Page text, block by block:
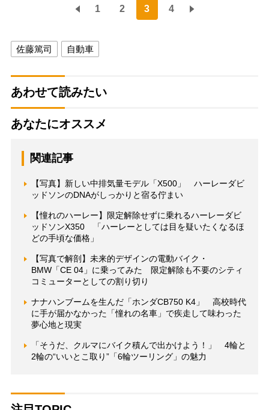
1 2 3 4
佐藤篤司 自動車
あわせて読みたい
あなたにオススメ
関連記事
【写真】新しい中排気量モデル「X500」 ハーレーダビ
ッドソンのDNAがしっかりと宿る佇まい
【憧れのハーレー】限定解除せずに乗れるハーレーダビ
ッドソンX350 「ハーレーとしては目を疑いたくなるほ
どの手頃な価格」
【写真で解剖】未来的デザインの電動バイク・
BMW「CE 04」に乗ってみた 限定解除も不要のシティ
コミューターとしての割り切り
ナナハンブームを生んだ「ホンダCB750 K4」 高校時代
に手が届かなかった「憧れの名車」で疾走して味わった
夢心地と現実
「そうだ、クルマにバイク積んで出かけよう！」 4輪と
2輪の“いいとこ取り”「6輪ツーリング」の魅力